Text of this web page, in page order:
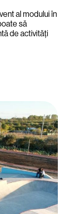
al modului în
să
de activități